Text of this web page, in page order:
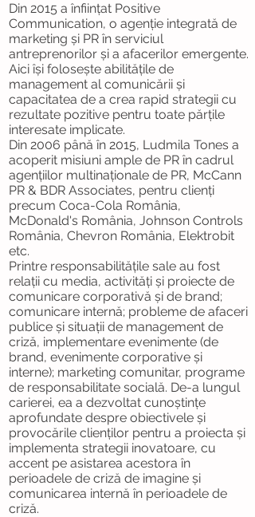
Din 2015 a înființat Positive
Communication, o agenție integrată de
marketing și PR în serviciul
antreprenorilor și a afacerilor emergente.
Aici își folosește abilitățile de
management al comunicării și
capacitatea de a crea rapid strategii cu
rezultate pozitive pentru toate părțile
interesate implicate.
Din 2006 până în 2015, Ludmila Tones a
acoperit misiuni ample de PR în cadrul
agențiilor multinaționale de PR, McCann
PR & BDR Associates, pentru clienți
precum Coca-Cola România,
McDonald's România, Johnson Controls
România, Chevron România, Elektrobit
etc.
Printre responsabilitățile sale au fost
relații cu media, activități și proiecte de
comunicare corporativă și de brand;
comunicare internă; probleme de afaceri
publice și situații de management de
criză, implementare evenimente (de
brand, evenimente corporative și
interne); marketing comunitar, programe
de responsabilitate socială. De-a lungul
carierei, ea a dezvoltat cunoștințe
aprofundate despre obiectivele și
provocările clienților pentru a proiecta și
implementa strategii inovatoare, cu
accent pe asistarea acestora în
perioadele de criză de imagine și
comunicarea internă în perioadele de
criză.